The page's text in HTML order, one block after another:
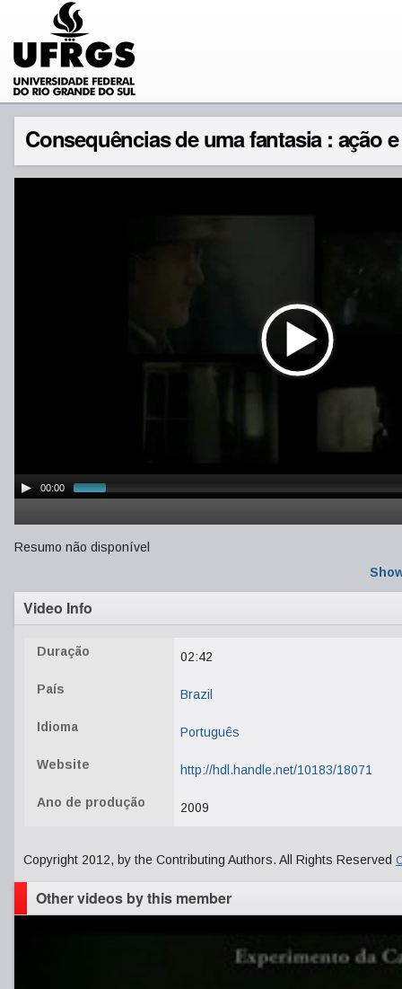
Consequências de uma fantasia : ação
00:00
Resumo não disponível
Video Info
Duração 02:42
País Brazil
Idioma Português
Website http://hdl.handle.net/10183/18071
Ano de produção 2009
Copyright 2012, by the Contributing Authors. All Rights Reserved
Other videos by this member